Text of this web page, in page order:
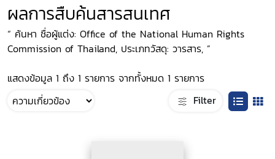
ผลการสืบค้นสารสนเทศ
“ ค้นหา ชื่อผู้แต่ง: Office of the National Human Rights
Commission of Thailand, ประเภทวัสดุ: วารสาร, ”
แสดงข้อมูล 1 ถึง 1 รายการ จากทั้งหมด 1 รายการ
Filter